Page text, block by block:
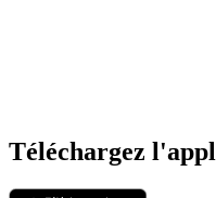
Téléchargez